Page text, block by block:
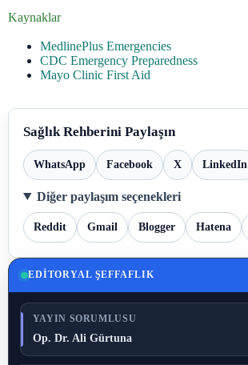
Kaynaklar
MedlinePlus Emergencies
CDC Emergency Preparedness
Mayo Clinic First Aid
Sağlık Rehberini Paylaşın
WhatsApp Facebook X LinkedIn
Diğer paylaşım seçenekleri
Reddit Gmail Blogger Hatena
EDITORYAL ŞEFFAFLIK
YAYIN SORUMLUSU
Op. Dr. Ali Gürtuna